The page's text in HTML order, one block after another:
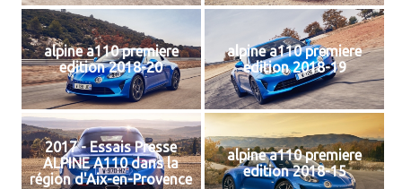
alpine a110 premiere
edition 2018-20
alpine a110 premiere
edition 2018-19
2017 - Essais Presse
ALPINE A110 dans la
région d'Aix-en-Provence
alpine a110 premiere
edition 2018-15